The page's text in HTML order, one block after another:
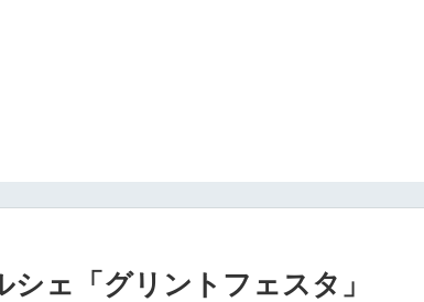
シェ「グリントフェスタ」